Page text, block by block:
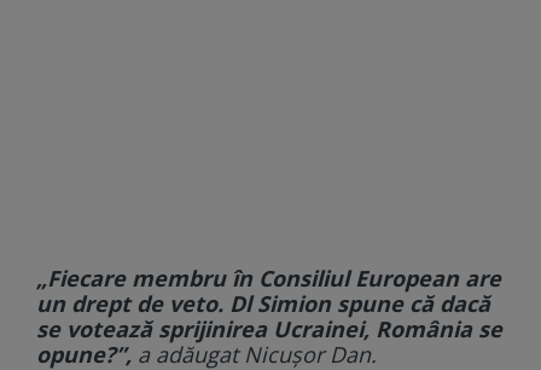
„Fiecare membru în Consiliul European are
un drept de veto. Dl Simion spune că dacă
se votează sprijinirea Ucrainei, România se
opune?”, a adăugat Nicușor Dan.